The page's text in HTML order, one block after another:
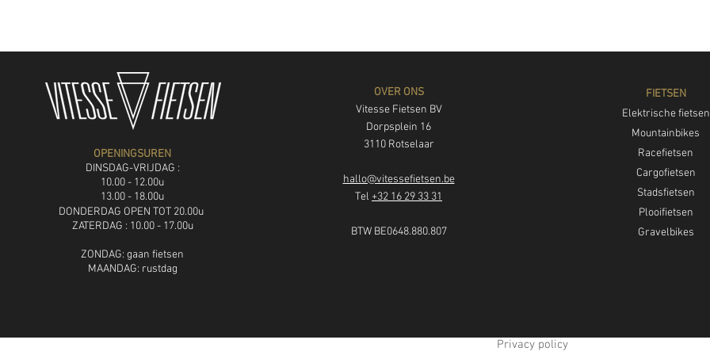
OPENINGSUREN
DINSDAG-VRIJDAG :
10.00 - 12.00u
13.00 - 18.00u
DONDERDAG OPEN TOT 20.00u
ZATERDAG : 10.00 - 17.00u
ZONDAG: gaan fietsen
MAANDAG: rustdag
OVER ONS
Vitesse Fietsen BV
Dorpsplein 16
3110 Rotselaar
hallo@vitessefietsen.be
Tel +32 16 29 33 31
BTW BE0648.880.807
FIETSEN
Elektrische fietsen
Mountainbikes
Racefietsen
Cargofietsen
Stadsfietsen
Plooifietsen
Gravelbikes
Privacy policy